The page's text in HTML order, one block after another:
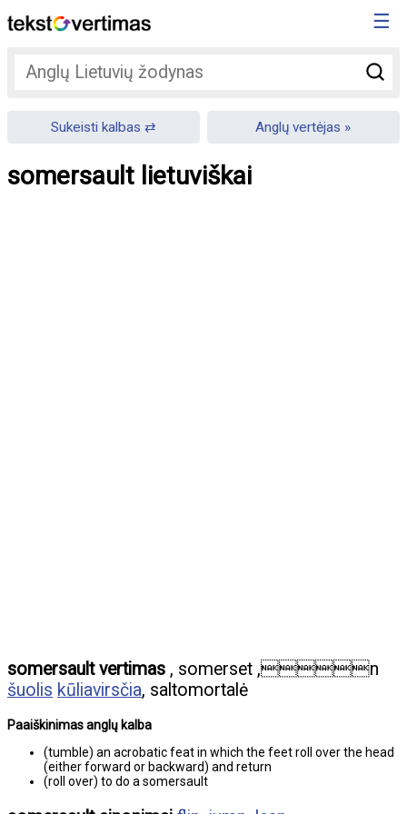
☰
Sukeisti kalbas Anglų vertėjas
somersault lietuviškai
somersault vertimas , somerset ,n
šuolis kūliavirsčia, saltomortalė
Paaiškinimas anglų kalba
(tumble) an acrobatic feat in which the feet roll over the head
(either forward or backward) and return
(roll over) to do a somersault